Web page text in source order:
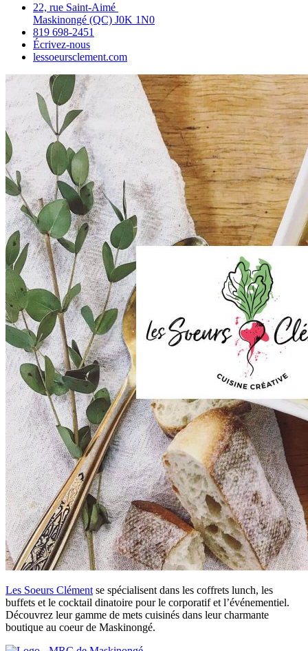
22, rue Saint‑Aimé
Maskinongé (QC) J0K 1N0
819 698‑2451
Écrivez‑nous
lessoeursclement.com
Les Soeurs Clément se spécialisent dans les coffrets lunch, les
buffets et le cocktail dinatoire pour le corporatif et l’événementiel.
Découvrez leur gamme de mets cuisinés dans leur charmante
boutique au coeur de Maskinongé.